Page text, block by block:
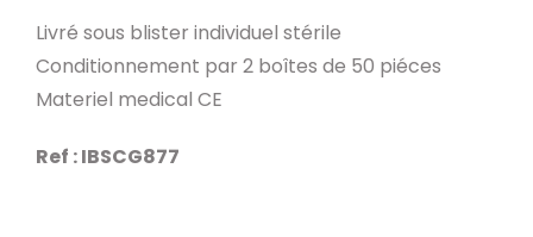
Livré sous blister individuel stérile
Conditionnement par 2 boîtes de 50 piéces
Materiel medical CE
Ref : IBSCG877